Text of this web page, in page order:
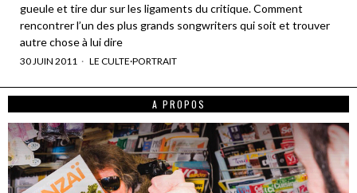
gueule et tire dur sur les ligaments du critique. Comment
rencontrer l’un des plus grands songwriters qui soit et trouver
autre chose à lui dire
30 JUIN 2011 LE CULTE·PORTRAIT
A PROPOS